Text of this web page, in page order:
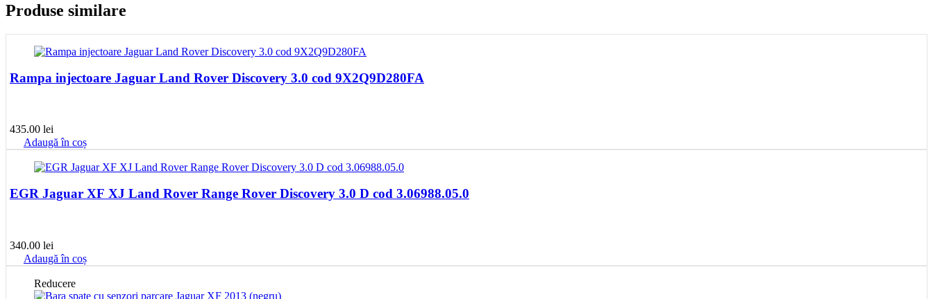
Produse similare
Rampa injectoare Jaguar Land Rover Discovery 3.0 cod 9X2Q9D280FA
435.00 lei
Adaugă în coș
EGR Jaguar XF XJ Land Rover Range Rover Discovery 3.0 D cod 3.06988.05.0
340.00 lei
Adaugă în coș
Reducere